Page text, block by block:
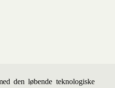
den løbende teknologiske